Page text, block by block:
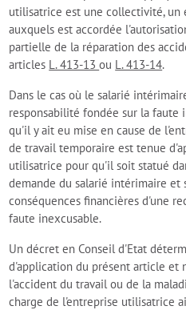
utilisatrice est une collectivité, un
auxquels est accordée
partielle de la réparation des
articles L. 413-13ou L. 413-14.
Dans le cas où le salarié
responsabilité fondée sur la faute
qu'il y ait eu mise en cause de
de travail temporaire est tenue
utilisatrice pour qu'il soit statué
demande du salarié intérimaire et
conséquences financières d'une
faute inexcusable.
Un décret en Conseil d'Etat
d'application du présent article et
l'accident du travail ou de la
charge de l'entreprise utilisatrice